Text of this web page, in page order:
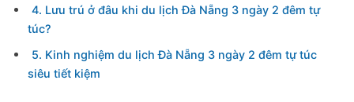
4. Lưu trú ở đâu khi du lịch Đà Nẵng 3 ngày 2 đêm tự
túc?
5. Kinh nghiệm du lịch Đà Nẵng 3 ngày 2 đêm tự túc
siêu tiết kiệm